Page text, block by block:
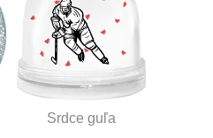
Srdce guľa